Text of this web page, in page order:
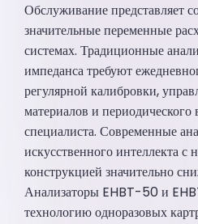
Обслуживание представляет
значительные переменные
системах. Традиционные
импеданса требуют
регулярной калибровки,
материалов и периодического
специалиста. Современные
искусственного интеллекта с
конструкцией значительно
Анализаторы EHBT-50 и
технологию одноразовых